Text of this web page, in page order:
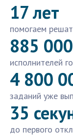
17 лет
помогаем
885 000
исполнителей
4 800
заданий уже
35
до первого